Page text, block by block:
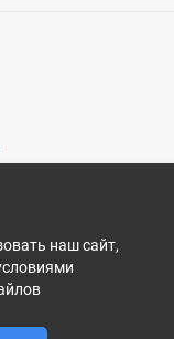
cookie-файлов
наш сайт,